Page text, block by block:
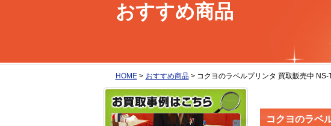
おすすめ商品
HOME> おすすめ商品> コクヨのラベルプリンタ 買取販売中 NS-
コクヨのラベ